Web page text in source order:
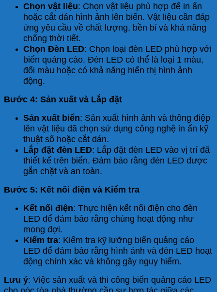
Chọn vật liệu: Chọn vật liệu phù hợp để in ấn
hoặc cắt dán hình ảnh lên biển. Vật liệu cần đáp
ứng yêu cầu về chất lượng, bền bỉ và khả năng
chống thời tiết.
Chọn Đèn LED: Chọn loại đèn LED phù hợp với
biển quảng cáo. Đèn LED có thể là loại 1 màu,
đổi màu hoặc có khả năng hiển thị hình ảnh
động.
Bước 4: Sản xuất và Lắp đặt
Sản xuất biển: Sản xuất hình ảnh và thông điệp
lên vật liệu đã chọn sử dụng công nghệ in ấn kỹ
thuật số hoặc cắt dán.
Lắp đặt đèn LED: Lắp đặt đèn LED vào vị trí đã
thiết kế trên biển. Đảm bảo rằng đèn LED được
gắn chặt và an toàn.
Bước 5: Kết nối điện và Kiểm tra
Kết nối điện: Thực hiện kết nối điện cho đèn
LED để đảm bảo rằng chúng hoạt động như
mong đợi.
Kiểm tra: Kiểm tra kỹ lưỡng biển quảng cáo
LED để đảm bảo rằng hình ảnh và đèn LED hoạt
động chính xác và không gây nguy hiểm.
Lưu ý: Việc sản xuất và thi công biển quảng cáo LED